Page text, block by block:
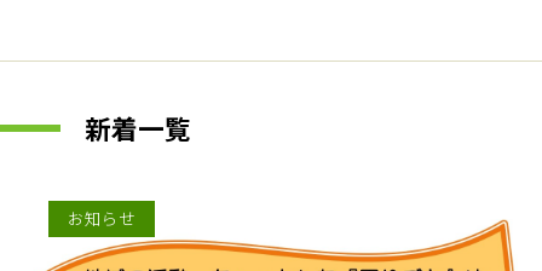
新着一覧
お知らせ